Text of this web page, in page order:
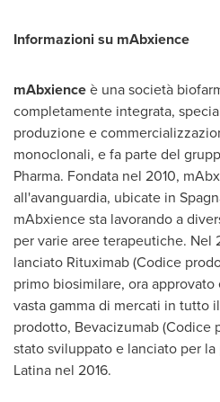
Informazioni su mAbxience
mAbxienceè una società
completamente integrata,
produzione e
monoclonali, e fa parte del
Pharma. Fondata nel 2010,
all'avanguardia, ubicate in
mAbxience sta lavorando a
per varie aree terapeutiche. Nel
lanciato Rituximab (Codice
primo biosimilare, ora
vasta gamma di mercati in tutto
prodotto, Bevacizumab (Codice
stato sviluppato e lanciato per
Latina nel 2016.